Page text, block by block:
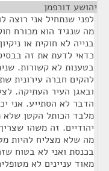
יהושע דורפמן
לפני שנתחיל אני
מה שנגיד הוא מכורח
בנייה לא חוקית או
כדאי לדעת את זה
בטענות לא קשורות.
להקים חברה עירונית
ובאגן העיר העתיקה.
הדבר לא הסתייע. אני
מלבד הכותל הקטן שלא
יהודיים. זה משהו
מה שלא מצליח להיות
בכנסת ואני לא בטוח
מאוד עניינים לא